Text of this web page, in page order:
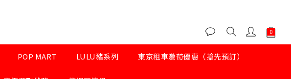
POP MART LULU豬系列 東京租車激荀優惠（搶先預訂）